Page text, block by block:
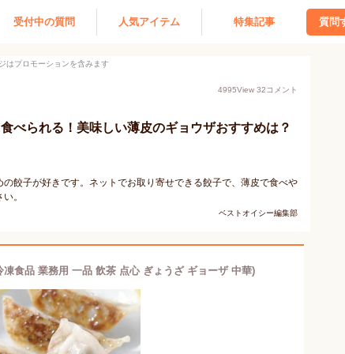
受付中の質問 人気アイテム 特集記事 質問
はプロモーションを含みます
4995View 32コメント
べられる！美味しい薄皮のギョウザおすすめは？
餃子が好きです。ネットでお取り寄せできる餃子で、薄皮で食べや
。
ベストオイシー編集部
食品 業務用 一品 飲茶 点心 ぎょうざ ギョーザ 中華)